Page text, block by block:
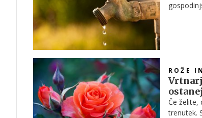
ROŽE
Če želite,
trenutek.